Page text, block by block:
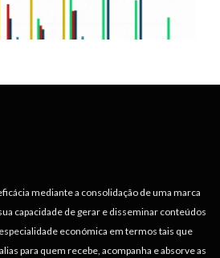
mediante a consolidação de uma marca
capacidade de gerar e disseminar conteúdos
económica em termos tais que
para quem recebe, acompanha e absorve as